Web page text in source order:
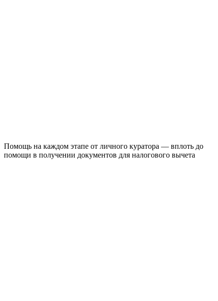
Помощь на каждом этапе от личного куратора — вплоть до
помощи в получении документов для налогового вычета